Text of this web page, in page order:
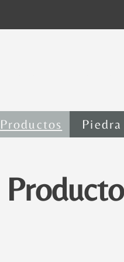
Productos